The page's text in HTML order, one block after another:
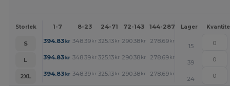
Storlek 1-7 8-23 24-71 72-143 144-287 288 + Mer
Lager
S 394.83kr 348.39 kr 325.13 kr 290.38 kr 278.69 kr
15
L
394.83kr 348.39 kr 325.13 kr 290.38 kr 278.69 kr
39
2XL
394.83kr 348.39 kr 325.13 kr 290.38 kr 278.69 kr
24